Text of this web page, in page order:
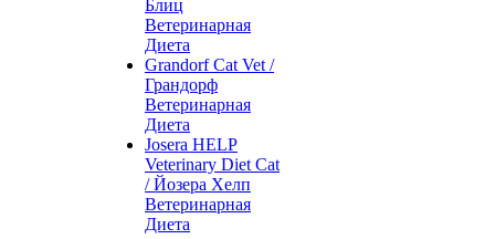
Блиц
Ветеринарная
Диета
Grandorf Cat Vet /
Грандорф
Ветеринарная
Диета
Josera HELP
Veterinary Diet Cat
/ Йозера Хелп
Ветеринарная
Диета